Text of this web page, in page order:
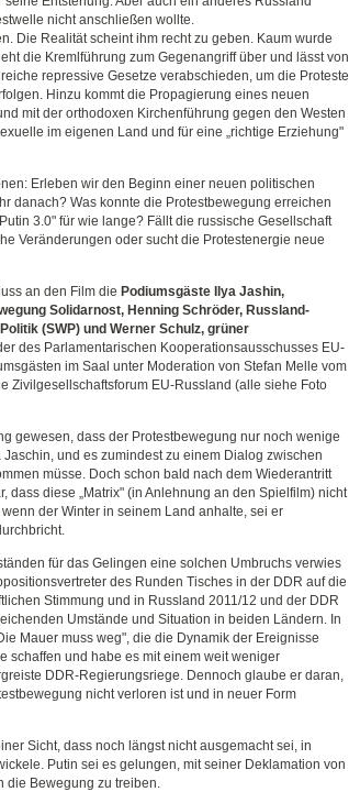
nicht anschließen wollte.
Die Realität scheint ihm recht zu geben. Kaum wurde
die Kremlführung zum Gegenangriff über und lässt von
repressive Gesetze verabschieden, um die Proteste
Hinzu kommt die Propagierung eines neuen
mit der orthodoxen Kirchenführung gegen den Westen
im eigenen Land und für eine „richtige Erziehung"
Erleben wir den Beginn einer neuen politischen
danach? Was konnte die Protestbewegung erreichen
3.0" für wie lange? Fällt die russische Gesellschaft
Veränderungen oder sucht die Protestenergie neue
an den Film die Podiumsgäste Ilya Jashin,
Solidarnost, Henning Schröder, Russland-
(SWP) und Werner Schulz, grüner
des Parlamentarischen Kooperationsausschusses EU-
im Saal unter Moderation von Stefan Melle vom
Zivilgesellschaftsforum EU-Russland (alle siehe Foto
gewesen, dass der Protestbewegung nur noch wenige
und es zumindest zu einem Dialog zwischen
müsse. Doch schon bald nach dem Wiederantritt
dass diese „Matrix" (in Anlehnung an den Spielfilm) nicht
der Winter in seinem Land anhalte, sei er
für das Gelingen eine solchen Umbruchs verwies
des Runden Tisches in der DDR auf die
Stimmung und in Russland 2011/12 und der DDR
Umstände und Situation in beiden Ländern. In
Mauer muss weg", die die Dynamik der Ereignisse
schaffen und habe es mit einem weit weniger
DDR-Regierungsriege. Dennoch glaube er daran,
nicht verloren ist und in neuer Form
Sicht, dass noch längst nicht ausgemacht sei, in
Putin sei es gelungen, mit seiner Deklamation von
die Bewegung zu treiben.